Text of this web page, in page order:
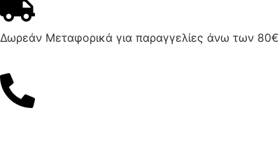
Δωρεάν Μεταφορικά για παραγγελίες άνω των 80€